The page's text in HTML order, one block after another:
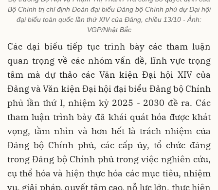
Bộ Chính trị chỉ định Đoàn đại biểu Đảng bộ Chính phủ dự Đại hội
đại biểu toàn quốc lần thứ XIV của Đảng, chiều 13/10 - Ảnh:
VGP/Nhật Bắc
Các đại biểu tiếp tục trình bày các tham luận
quan trọng về các nhóm vấn đề, lĩnh vực trọng
tâm mà dự thảo các Văn kiện Đại hội XIV của
Đảng và Văn kiện Đại hội đại biểu Đảng bộ Chính
phủ lần thứ I, nhiệm kỳ 2025 - 2030 đề ra. Các
tham luận trình bày đã khái quát hóa được khát
vọng, tầm nhìn và hơn hết là trách nhiệm của
Đảng bộ Chính phủ, các cấp ủy, tổ chức đảng
trong Đảng bộ Chính phủ trong việc nghiên cứu,
cụ thể hóa và hiện thực hóa các mục tiêu, nhiệm
vụ, giải pháp, quyết tâm cao, nỗ lực lớn, thực hiện